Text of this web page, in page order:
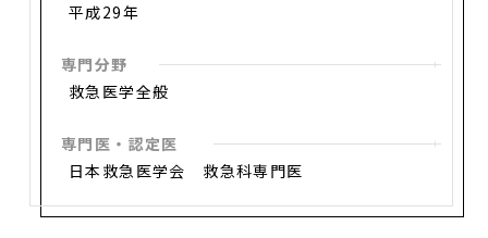
平成29年
専門分野
救急医学全般
専門医・認定医
日本救急医学会 救急科専門医